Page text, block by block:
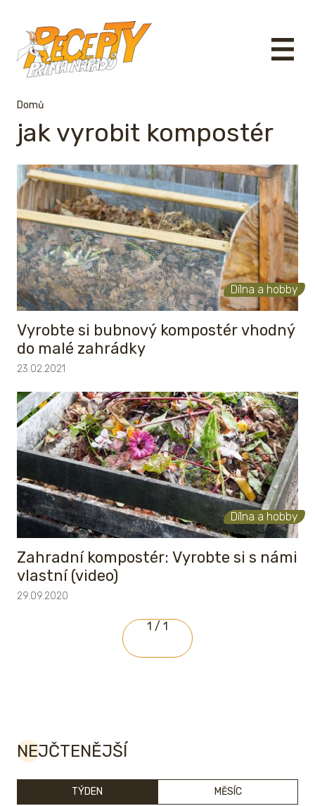
Domů
jak vyrobit kompostér
Dílna a hobby
Vyrobte si bubnový kompostér vhodný
do malé zahrádky
23.02.2021
Dílna a hobby
Zahradní kompostér: Vyrobte si s námi
vlastní (video)
29.09.2020
1 / 1
NEJČTENĚJŠÍ
TÝDEN MĚSÍC